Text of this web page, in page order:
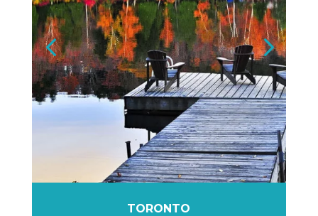
TORONTO